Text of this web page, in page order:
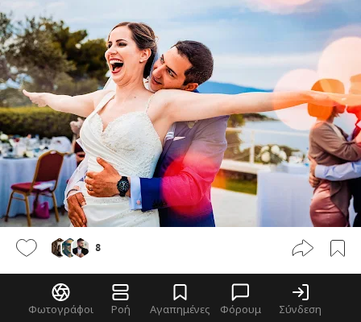
Φωτογράφοι Ροή Αγαπημένες Φόρουμ Σύνδεση
8
Dimitra Sakellari